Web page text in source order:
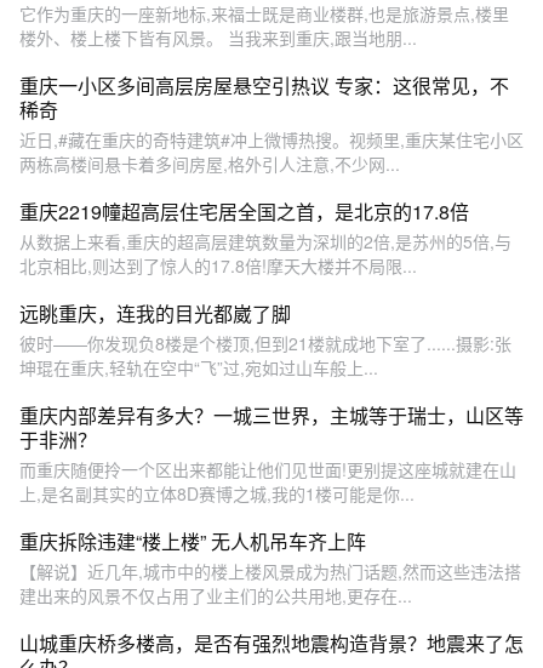
它作为重庆的一座新地标,来福士既是商业楼群,也是旅游景点,楼里
楼外、楼上楼下皆有风景。 当我来到重庆,跟当地朋...
重庆一小区多间高层房屋悬空引热议 专家：这很常见，不
稀奇
近日,#藏在重庆的奇特建筑#冲上微博热搜。视频里,重庆某住宅小区
两栋高楼间悬卡着多间房屋,格外引人注意,不少网...
重庆2219幢超高层住宅居全国之首，是北京的17.8倍
从数据上来看,重庆的超高层建筑数量为深圳的2倍,是苏州的5倍,与
北京相比,则达到了惊人的17.8倍!摩天大楼并不局限...
远眺重庆，连我的目光都崴了脚
彼时——你发现负8楼是个楼顶,但到21楼就成地下室了......摄影:张
坤琨在重庆,轻轨在空中“飞”过,宛如过山车般上...
重庆内部差异有多大？一城三世界，主城等于瑞士，山区等
于非洲？
而重庆随便拎一个区出来都能让他们见世面!更别提这座城就建在山
上,是名副其实的立体8D赛博之城,我的1楼可能是你...
重庆拆除违建“楼上楼” 无人机吊车齐上阵
【解说】近几年,城市中的楼上楼风景成为热门话题,然而这些违法搭
建出来的风景不仅占用了业主们的公共用地,更存在...
山城重庆桥多楼高，是否有强烈地震构造背景？地震来了怎